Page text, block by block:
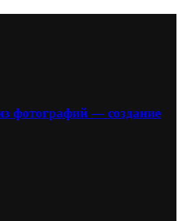
фотографий — создание